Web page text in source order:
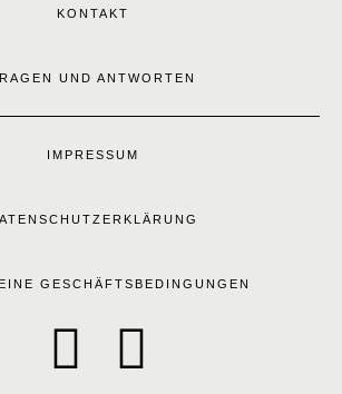
KONTAKT
UND ANTWORTEN
IMPRESSUM
GESCHÄFTSBEDINGUNGEN